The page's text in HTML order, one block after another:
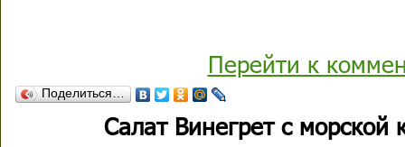
Перейти к
Поделиться…
Салат Винегрет с морской